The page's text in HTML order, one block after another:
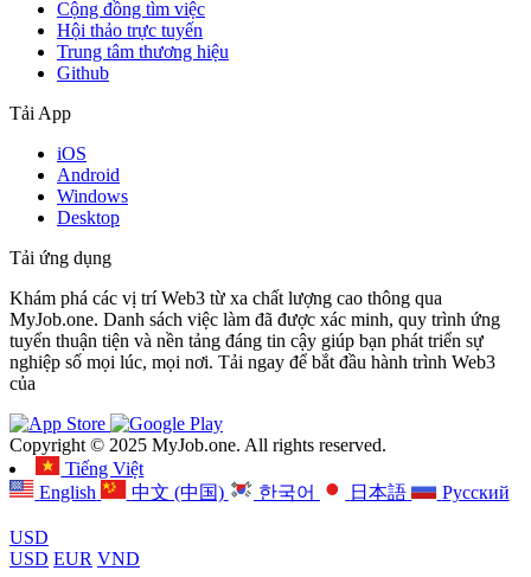
Cộng đồng tìm việc
Hội thảo trực tuyến
Trung tâm thương hiệu
Github
Tải App
iOS
Android
Windows
Desktop
Tải ứng dụng
Khám phá các vị trí Web3 từ xa chất lượng cao thông qua
MyJob.one. Danh sách việc làm đã được xác minh, quy trình ứng
tuyển thuận tiện và nền tảng đáng tin cậy giúp bạn phát triển sự
nghiệp số mọi lúc, mọi nơi. Tải ngay để bắt đầu hành trình Web3
của
Copyright © 2025 MyJob.one. All rights reserved.
Tiếng Việt
English
中文 (中国) 한국어 日本語 Русский
USD
USD EUR VND